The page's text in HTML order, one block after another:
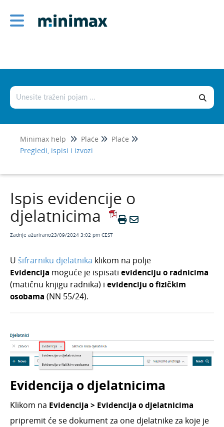
Minimax help Plaće
Plaće
Pregledi, ispisi i izvozi
Plaće
Plaće i euro
Osnovne mogućnosti
Godišnji odmori
Pregledi, ispisi i izvozi
Pregled plaća
Rekapitulacija obračuna
Obrazac RAD-1G
Obrazac 02/21 i 03/21
Stavke obračuna - pregled i izvoz podataka
Korištenje godišnjeg odmora i ispis na platnoj
listi
Česta pitanja
Ostali osobni primici
Evidencija radnog vremena
Ispis evidencije o
djelatnicima
Zadnje ažurirano23/09/2024 3:02 pm CEST
U šifrarniku djelatnika klikom na polje
Evidencija moguće je ispisati evidenciju o radnicima
(matičnu knjigu radnika) i evidenciju o fizičkim
osobama (NN 55/24).
Evidencija o djelatnicima
Klikom na Evidencija > Evidencija o djelatnicima
pripremit će se dokument za one djelatnike za koje je